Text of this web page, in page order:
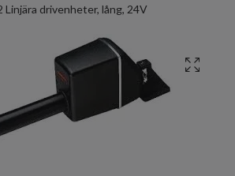
Linjära drivenheter, lång, 24V